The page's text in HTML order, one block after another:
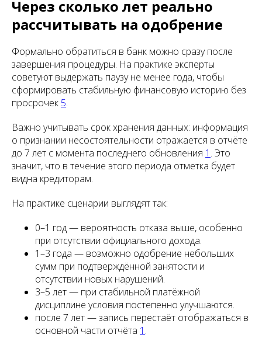
Через сколько лет реально
рассчитывать на одобрение
Формально обратиться в банк можно сразу после
завершения процедуры. На практике эксперты
советуют выдержать паузу не менее года, чтобы
сформировать стабильную финансовую историю без
просрочек 5.
Важно учитывать срок хранения данных: информация
о признании несостоятельности отражается в отчёте
до 7 лет с момента последнего обновления 1 . Это
значит, что в течение этого периода отметка будет
видна кредиторам.
На практике сценарии выглядят так:
0–1 год — вероятность отказа выше, особенно
при отсутствии официального дохода.
1–3 года — возможно одобрение небольших
сумм при подтверждённой занятости и
отсутствии новых нарушений.
3–5 лет — при стабильной платёжной
дисциплине условия постепенно улучшаются.
после 7 лет — запись перестаёт отображаться в
основной части отчёта 1 .